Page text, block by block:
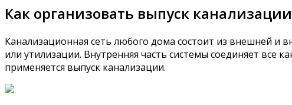
Как организовать выпуск канализации
Канализационная сеть любого дома состоит из внешней и
или утилизации. Внутренняя часть системы соединяет все
применяется выпуск канализации.